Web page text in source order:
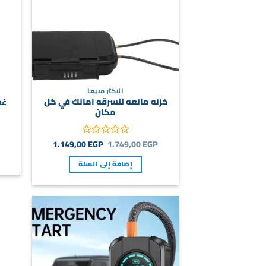
الاكثر مبيعا
خزنه مانعه للسرقه امانك في كل
مكان
تم
0
من
1.749,00EGP السعر
الأصلي
هو:
1.749,00 EGP.
1.149,00EGP السعر
إضافة إلى السلة
Add to
wishlist